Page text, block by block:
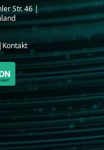
Str. 46 |
| Kontakt